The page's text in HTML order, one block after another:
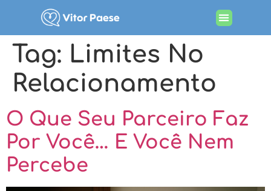
Tag: Limites No
Relacionamento
O Que Seu Parceiro Faz
Por Você… E Você Nem
Percebe